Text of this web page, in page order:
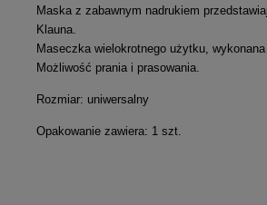
Maska z zabawnym nadrukiem
Klauna.
Maseczka wielokrotnego użytku,
Możliwość prania i prasowania.
Rozmiar: uniwersalny
Opakowanie zawiera: 1 szt.